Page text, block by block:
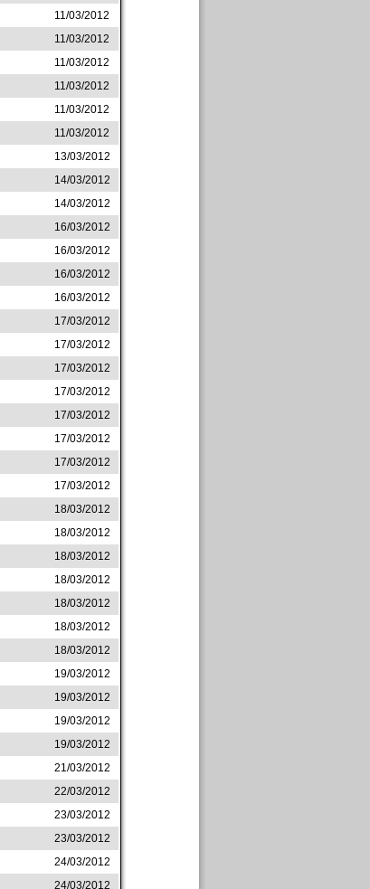
11/03/2012
11/03/2012
11/03/2012
11/03/2012
11/03/2012
11/03/2012
13/03/2012
14/03/2012
14/03/2012
16/03/2012
16/03/2012
16/03/2012
16/03/2012
17/03/2012
17/03/2012
17/03/2012
17/03/2012
17/03/2012
17/03/2012
17/03/2012
17/03/2012
18/03/2012
18/03/2012
18/03/2012
18/03/2012
18/03/2012
18/03/2012
18/03/2012
19/03/2012
19/03/2012
19/03/2012
19/03/2012
21/03/2012
22/03/2012
23/03/2012
23/03/2012
24/03/2012
24/03/2012